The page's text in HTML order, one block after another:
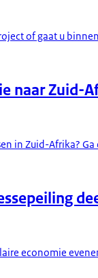
of gaat u
naar Zuid-
in Zuid-Afrika?
economie